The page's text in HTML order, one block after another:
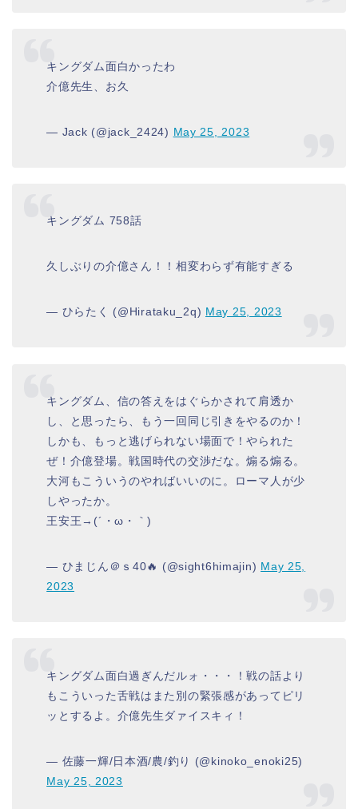
キングダム面白かったわ
介億先生、お久
— Jack (@jack_2424) May 25, 2023
キングダム 758話
久しぶりの介億さん！！相変わらず有能すぎる
— ひらたく (@Hirataku_2q) May 25, 2023
キングダム、信の答えをはぐらかされて肩透か
し、と思ったら、もう一回同じ引きをやるのか！
しかも、もっと逃げられない場面で！やられた
ぜ！介億登場。戦国時代の交渉だな。煽る煽る。
大河もこういうのやればいいのに。ローマ人が少
しやったか。
王安王→(´・ω・｀)
— ひまじん＠ｓ40🔥 (@sight6himajin) May 25,
2023
キングダム面白過ぎんだルォ・・・！戦の話より
もこういった舌戦はまた別の緊張感があってピリ
ッとするよ。介億先生ダァイスキィ！
— 佐藤一輝/日本酒/農/釣り (@kinoko_enoki25)
May 25, 2023